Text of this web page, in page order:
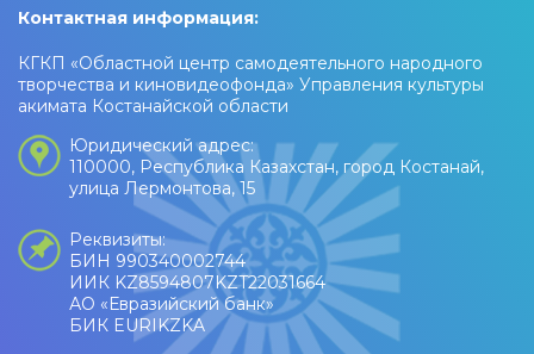
Контактная информация:
КГКП «Областной центр самодеятельного народного
творчества и киновидеофонда» Управления культуры
акимата Костанайской области
Юридический адрес:
110000, Республика Казахстан, город Костанай,
улица Лермонтова, 15
Реквизиты:
БИН 990340002744
ИИК KZ8594807KZT22031664
АО «Евразийский банк»
БИК EURIKZKA